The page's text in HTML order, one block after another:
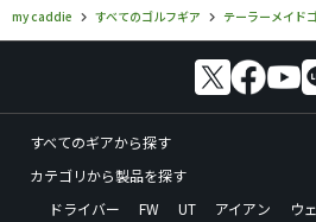
my caddie
すべてのゴルフギア テーラーメイド
すべてのギアから探す
カテゴリから製品を探す
ドライバー
FW UT アイアン ウ